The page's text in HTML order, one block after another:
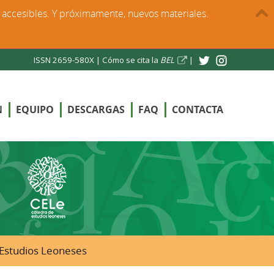
ISSN 2659-580X | Cómo se cita la BEL |
EQUIPO DESCARGAS FAQ CONTACTA
Leoneses
Y próximamente, nuevos materiales.